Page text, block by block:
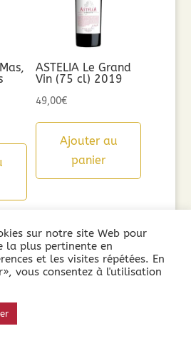
ASTELIA Le Grand
Vin (75 cl) 2019
49,00€
Ajouter au
panier
sur notre site Web pour
la plus pertinente en
et les visites répétées. En
vous consentez à l'utilisation